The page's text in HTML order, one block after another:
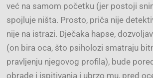
već na samom početku (jer postoji
spojluje ništa. Prosto, priča nije
nije na istrazi. Dječaka hapse,
(on bira oca, što psiholozi smatraju
pravljenju njegovog profila), bude
obrade i ispitivanja i ubrzo mu, pred